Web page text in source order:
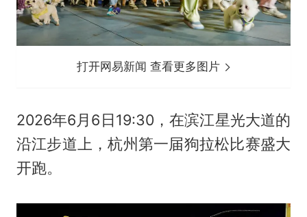
打开网易新闻 查看更多图片
2026年6月6日19:30，在滨江星光大道的
沿江步道上，杭州第一届狗拉松比赛盛大
开跑。